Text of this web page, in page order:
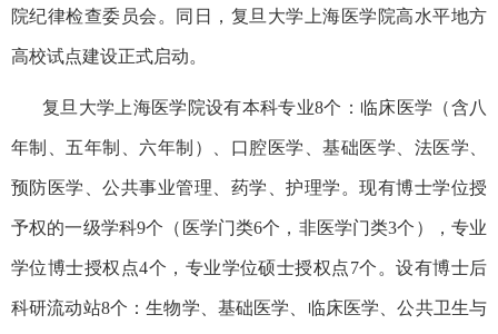
院纪律检查委员会。同日，复旦大学上海医学院高水平地方
高校试点建设正式启动。
复旦大学上海医学院设有本科专业8个：临床医学（含八
年制、五年制、六年制）、口腔医学、基础医学、法医学、
预防医学、公共事业管理、药学、护理学。现有博士学位授
予权的一级学科9个（ 医学门类6个，非医学门类3个） ，专业
学位博士授权点4个 ， 专业学位硕士授权点7个。设有博士后
科研流动站8个：生物学、基础医学、临床医学、公共卫生与